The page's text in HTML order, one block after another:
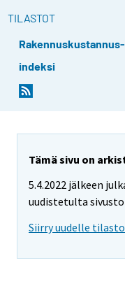
TILASTOT
Rakennuskustannus-
indeksi
Tämä sivu on
5.4.2022 jälkeen
uudistetulta
Siirry uudelle